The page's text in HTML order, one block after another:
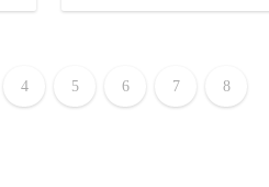
4 5 6 7 8